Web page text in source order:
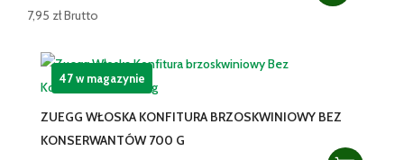
7,95 złBrutto
ZUEGG WŁOSKA KONFITURA BRZOSKWINIOWY BEZ
KONSERWANTÓW 700 G
47 w magazynie